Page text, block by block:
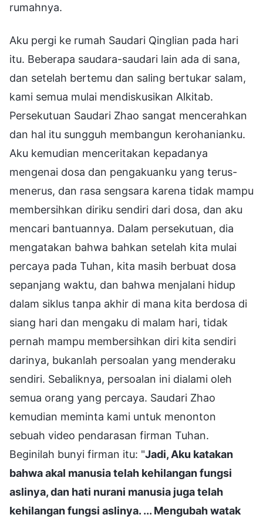
rumahnya.
Aku pergi ke rumah Saudari Qinglian pada hari
itu. Beberapa saudara-saudari lain ada di sana,
dan setelah bertemu dan saling bertukar salam,
kami semua mulai mendiskusikan Alkitab.
Persekutuan Saudari Zhao sangat mencerahkan
dan hal itu sungguh membangun kerohanianku.
Aku kemudian menceritakan kepadanya
mengenai dosa dan pengakuanku yang terus-
menerus, dan rasa sengsara karena tidak mampu
membersihkan diriku sendiri dari dosa, dan aku
mencari bantuannya. Dalam persekutuan, dia
mengatakan bahwa bahkan setelah kita mulai
percaya pada Tuhan, kita masih berbuat dosa
sepanjang waktu, dan bahwa menjalani hidup
dalam siklus tanpa akhir di mana kita berdosa di
siang hari dan mengaku di malam hari, tidak
pernah mampu membersihkan diri kita sendiri
darinya, bukanlah persoalan yang menderaku
sendiri. Sebaliknya, persoalan ini dialami oleh
semua orang yang percaya. Saudari Zhao
kemudian meminta kami untuk menonton
sebuah video pendarasan firman Tuhan.
Beginilah bunyi firman itu: "Jadi, Aku katakan
bahwa akal manusia telah kehilangan fungsi
aslinya, dan hati nurani manusia juga telah
kehilangan fungsi aslinya. ... Mengubah watak